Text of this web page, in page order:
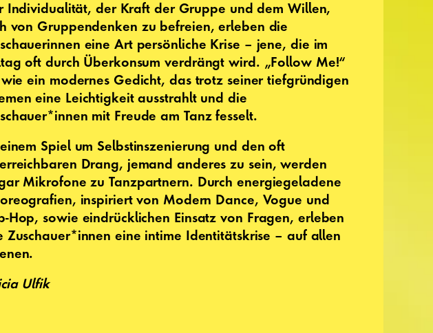
Individualität, der Kraft der Gruppe und dem Willen,
von Gruppendenken zu befreien, erleben die
eine Art persönliche Krise – jene, die im
oft durch Überkonsum verdrängt wird. „Follow Me!“
ein modernes Gedicht, das trotz seiner tiefgründigen
eine Leichtigkeit ausstrahlt und die
mit Freude am Tanz fesselt.
Spiel um Selbstinszenierung und den oft
Drang, jemand anderes zu sein, werden
Mikrofone zu Tanzpartnern. Durch energiegeladene
inspiriert von Modern Dance, Vogue und
Hop, sowie eindrücklichen Einsatz von Fragen, erleben
Zuschauer*innen eine intime Identitätskrise – auf allen
Ulfik